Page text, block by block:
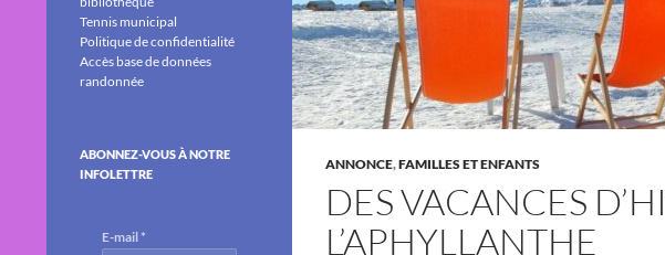
ANNONCE,FAMILLES ET ENFANTS
DES VACANCES
L’APHYLLANTHE
Tennis municipal
Politique de confidentialité
Accès base de données
randonnée
ABONNEZ-VOUS À NOTRE
INFOLETTRE
E-mail*